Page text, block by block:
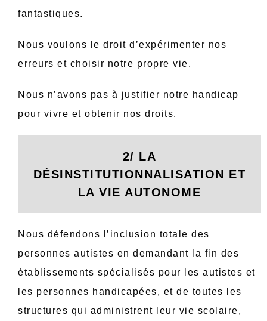
fantastiques.
Nous voulons le droit d’expérimenter nos
erreurs et choisir notre propre vie.
Nous n’avons pas à justifier notre handicap
pour vivre et obtenir nos droits.
2/ LA
DÉSINSTITUTIONNALISATION ET
LA VIE AUTONOME
Nous défendons l’inclusion totale des
personnes autistes en demandant la fin des
établissements spécialisés pour les autistes et
les personnes handicapées, et de toutes les
structures qui administrent leur vie scolaire,